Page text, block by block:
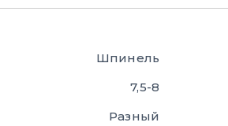
Шпинель
7,5-8
Разный